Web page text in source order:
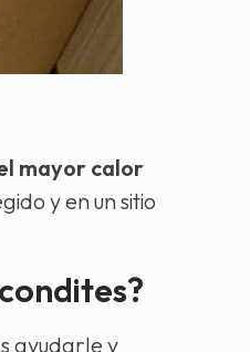
mayor calor
y en un sitio
ayudarle y